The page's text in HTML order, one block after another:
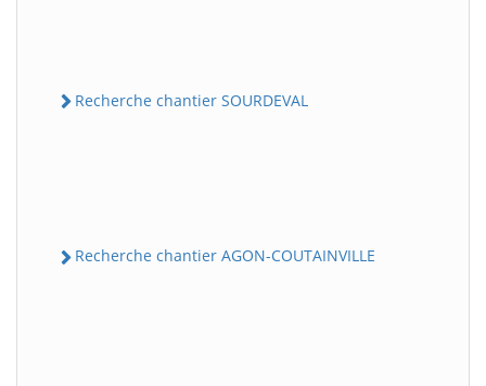
Recherche chantier SOURDEVAL
Recherche chantier AGON-COUTAINVILLE